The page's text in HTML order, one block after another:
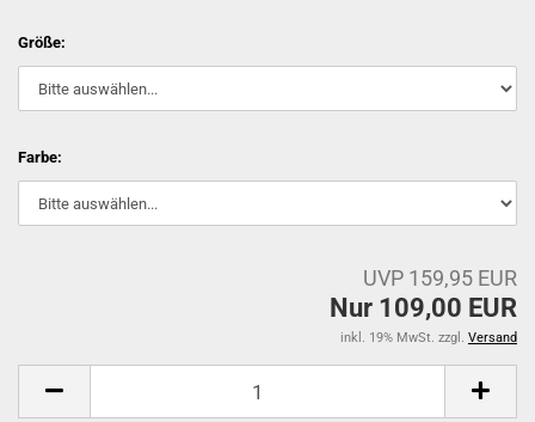
Größe:
Farbe:
UVP 159,95 EUR
Nur 109,00 EUR
inkl. 19% MwSt. zzgl. Versand